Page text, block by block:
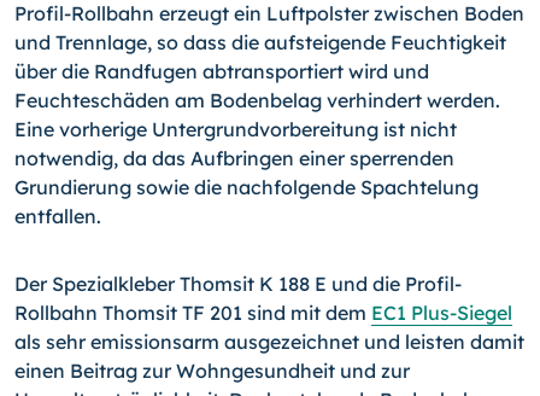
Profil-Rollbahn erzeugt ein Luftpolster zwischen Boden
und Trennlage, so dass die aufsteigende Feuchtigkeit
über die Randfugen abtransportiert wird und
Feuchteschäden am Bodenbelag verhindert werden.
Eine vorherige Untergrundvorbereitung ist nicht
notwendig, da das Aufbrin­gen einer sperrenden
Grundierung sowie die nachfolgende Spachtelung
entfallen.
Der Spezialkleber Thomsit K 188 E und die Profil-
Rollbahn Thomsit TF 201 sind mit dem EC1 Plus-Siegel
als sehr emissionsarm ausgezeichnet und leisten damit
einen Beitrag zur Wohngesundheit und zur